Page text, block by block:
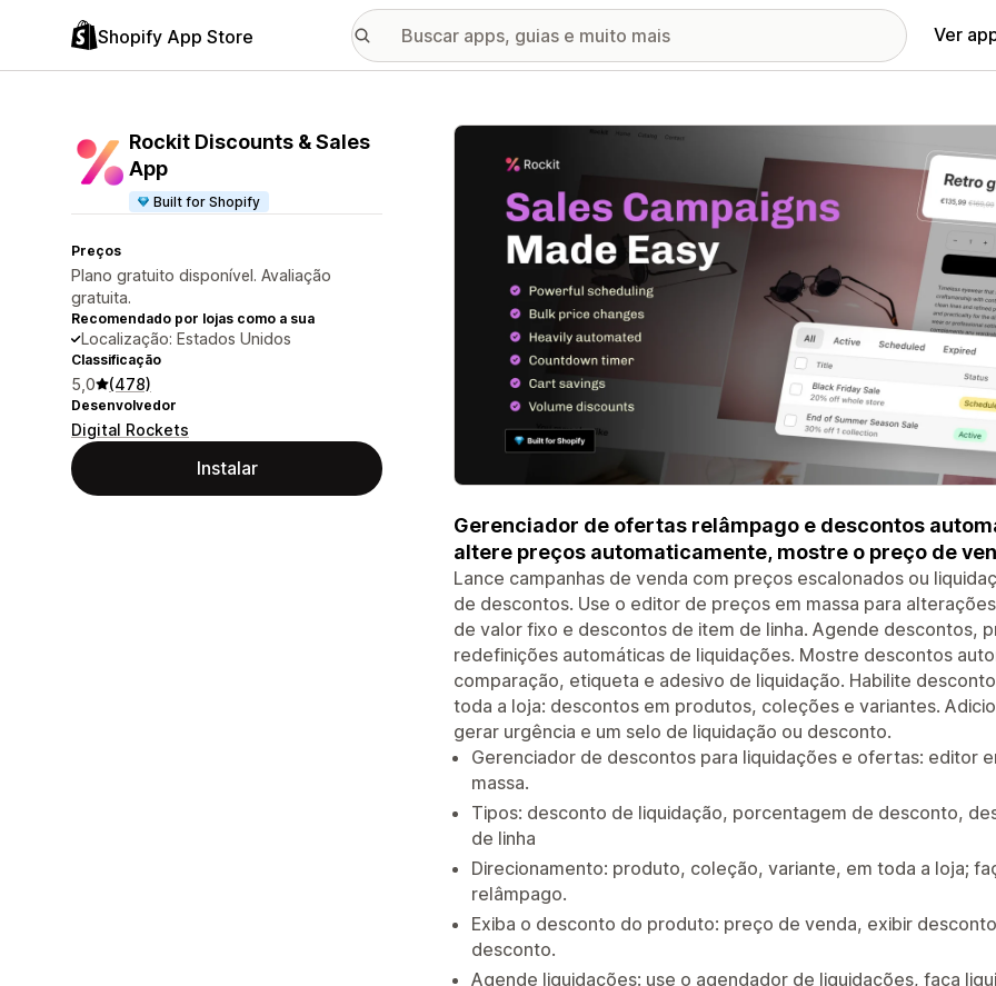
Shopify App Store Ver
Rockit Discounts & Sales
App
Built for Shopify
Preços
Plano gratuito disponível. Avaliação
gratuita.
Recomendado por lojas como a sua
Localização: Estados Unidos
Classificação
5,0 (478)
Desenvolvedor
Digital Rockets
Instalar
Galeria de imagens em destaque
Gerenciador de ofertas relâmpago e descontos
altere preços automaticamente, mostre o preço de
Lance campanhas de venda com preços escalonados ou
de descontos. Use o editor de preços em massa para
de valor fixo e descontos de item de linha. Agende descontos,
redefinições automáticas de liquidações. Mostre descontos
comparação, etiqueta e adesivo de liquidação. Habilite
toda a loja: descontos em produtos, coleções e variantes.
gerar urgência e um selo de liquidação ou desconto.
Gerenciador de descontos para liquidações e ofertas: editor
massa.
Tipos: desconto de liquidação, porcentagem de desconto,
de linha
Direcionamento: produto, coleção, variante, em toda a loja;
relâmpago.
Exiba o desconto do produto: preço de venda, exibir
desconto.
Agende liquidações: use o agendador de liquidações, faça